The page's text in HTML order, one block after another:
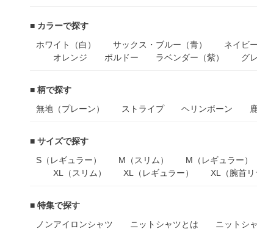
■ カラーで探す
ホワイト（白）
サックス・ブルー（青） ネイビ
オレンジ
ボルドー ラベンダー（紫） グ
■ 柄で探す
無地（プレーン）
ストライプ ヘリンボーン
■ サイズで探す
S（レギュラー）
M（スリム） M（レギュラー）
XL（スリム）
XL（レギュラー） XL（腕首リ
■ 特集で探す
ノンアイロンシャツ
ニットシャツとは ニットシ